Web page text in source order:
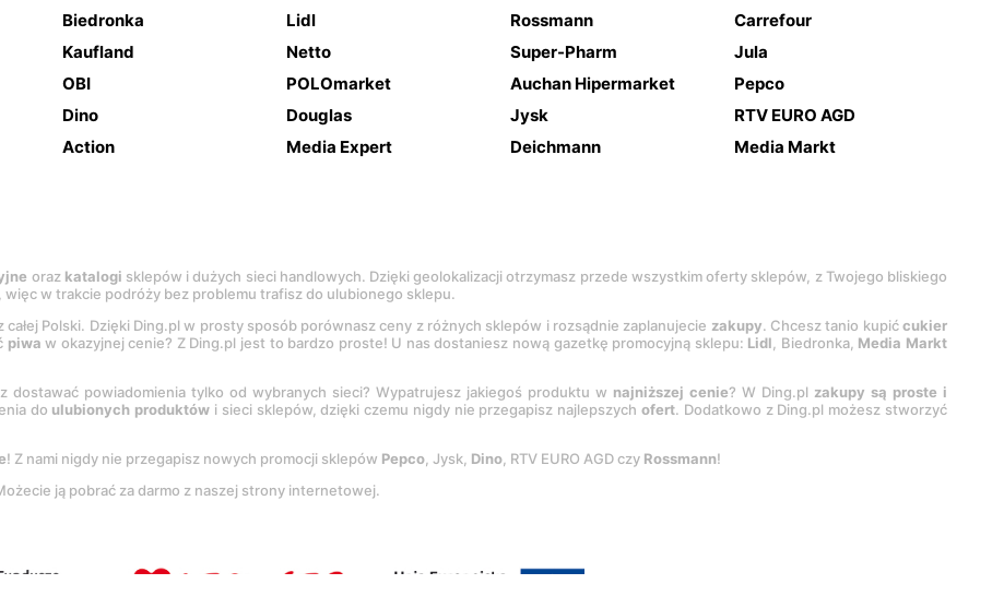
Biedronka Lidl Rossmann
Carrefour
Kaufland
Netto Super-Pharm
Jula
OBI
POLOmarket Auchan Hipermarket
Pepco
Dino
Douglas Jysk
RTV EURO AGD
Action
Media Expert Deichmann Media Markt
oraz katalogi sklepów i dużych sieci handlowych. Dzięki geolokalizacji otrzymasz przede wszystkim oferty sklepów, z Twojego bliskiego
w trakcie podróży bez problemu trafisz do ulubionego sklepu.
całej Polski. Dzięki Ding.pl w prosty sposób porównasz ceny z różnych sklepów i rozsądnie zaplanujecie zakupy. Chcesz tanio kupićcukier
piwa w okazyjnej cenie? Z Ding.pl jest to bardzo proste! U nas dostaniesz nową gazetkę promocyjną sklepu: Lidl, Biedronka, Media Markt
dostawać powiadomienia tylko od wybranych sieci? Wypatrujesz jakiegoś produktu w najniższej cenie? W Ding.pl zakupy są proste i
do ulubionych produktów i sieci sklepów, dzięki czemu nigdy nie przegapisz najlepszychofert. Dodatkowo z Ding.pl możesz stworzyć
! Z nami nigdy nie przegapisz nowych promocji sklepów Pepco, Jysk, Dino, RTV EURO AGD czy Rossmann!
ją pobrać za darmo z naszej strony internetowej.